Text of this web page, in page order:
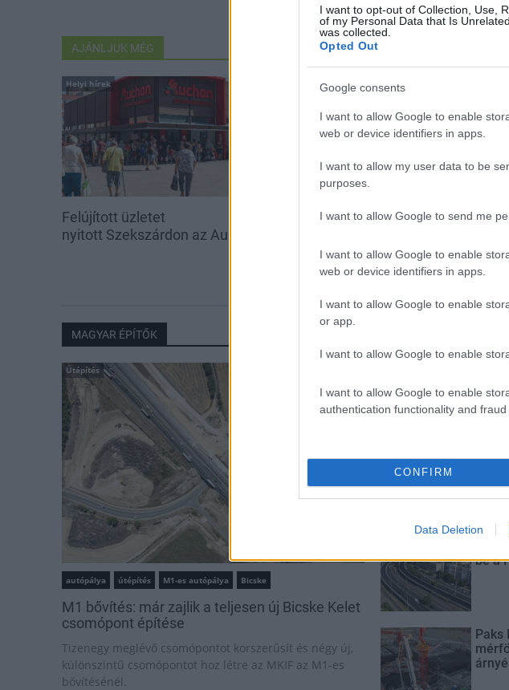
I want to opt-out of Collection, Use,
of my Personal Data that Is
was collected.
Opted Out
Google consents
I want to allow Google to enable
web or device identifiers in apps.
I want to allow my user data to be
purposes.
I want to allow Google to send me
I want to allow Google to enable
web or device identifiers in apps.
I want to allow Google to enable
or app.
I want to allow Google to enable
I want to allow Google to enable
authentication functionality and
CONFIRM
Data Deletion
AJÁNLJUK MÉG
Helyi hírek
Felújított üzletet
nyitott Szekszárdon az Auchan
Amire többmillióan vártunk:
csökken a riasztás
A
MAGYAR ÉPÍTŐK
Útépítés
autópálya útépítés M1-es autópálya Bicske
M1 bővítés: már zajlik a teljesen új Bicske Kelet
csomópont építése
Tizenegy meglévő csomópontot korszerűsít és négy új,
különszintű csomópontot hoz létre az MKIF az M1-es
bővítésénél.
be a
Paks